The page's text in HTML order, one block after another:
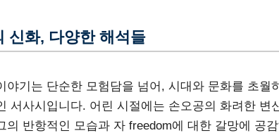
신화, 다양한 해석들
야기는 단순한 모험담을 넘어, 시대와 문화를 초월
서사시입니다. 어린 시절에는 손오공의 화려한 변
의 반항적인 모습과 자 freedom에 대한 갈망에 공